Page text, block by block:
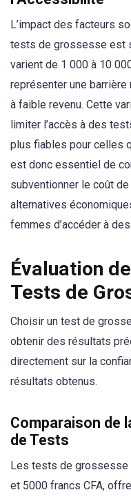
L’impact des facteurs
tests de grossesse est
varient de 1 000 à 10
représenter une
à faible revenu. Cette
limiter l’accès à des
plus fiables pour celles
est donc essentiel de
subventionner le coût
alternatives
femmes d’accéder à
Évaluation
Tests de
Choisir un test de
obtenir des résultats
directement sur la
résultats obtenus.
Comparaison de
de Tests
Les tests de grossesse
et 5000 francs CFA,